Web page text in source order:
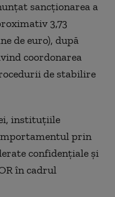
sancționarea a
3,73
de euro), după
coordonarea
de stabilire
instituțiile
prin
confidențiale și
în cadrul